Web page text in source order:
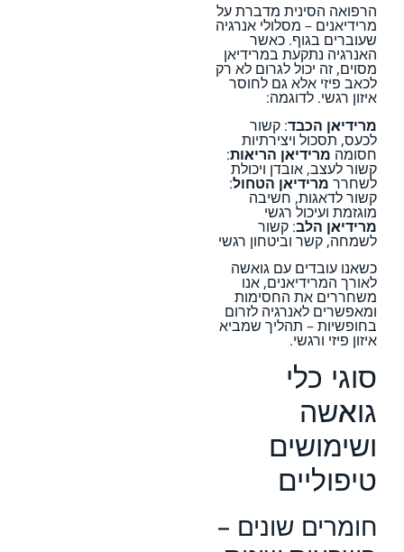
הרפואה הסינית מדברת על
מרידיאנים – מסלולי אנרגיה
שעוברים בגוף. כאשר
האנרגיה נתקעת במרידיאן
מסוים, זה יכול לגרום לא רק
לכאב פיזי אלא גם לחוסר
איזון רגשי. לדוגמה:
מרידיאן הכבד: קשור
לכעס, תסכול ויצירתיות
חסומה מרידיאן הריאות:
קשור לעצב, אובדן ויכולת
לשחרר מרידיאן הטחול:
קשור לדאגות, חשיבה
מוגזמת ועיכול רגשי
מרידיאן הלב: קשור
לשמחה, קשר וביטחון רגשי
כשאנו עובדים עם גואשה
לאורך המרידיאנים, אנו
משחררים את החסימות
ומאפשרים לאנרגיה לזרום
בחופשיות – תהליך שמביא
איזון פיזי ורגשי.
סוגי כלי
גואשה
ושימושים
טיפוליים
חומרים שונים –